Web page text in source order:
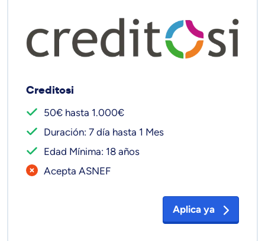
Creditosi
50€ hasta 1.000€
Duración: 7 día hasta 1 Mes
Edad Mínima: 18 años
Acepta ASNEF
Aplica ya